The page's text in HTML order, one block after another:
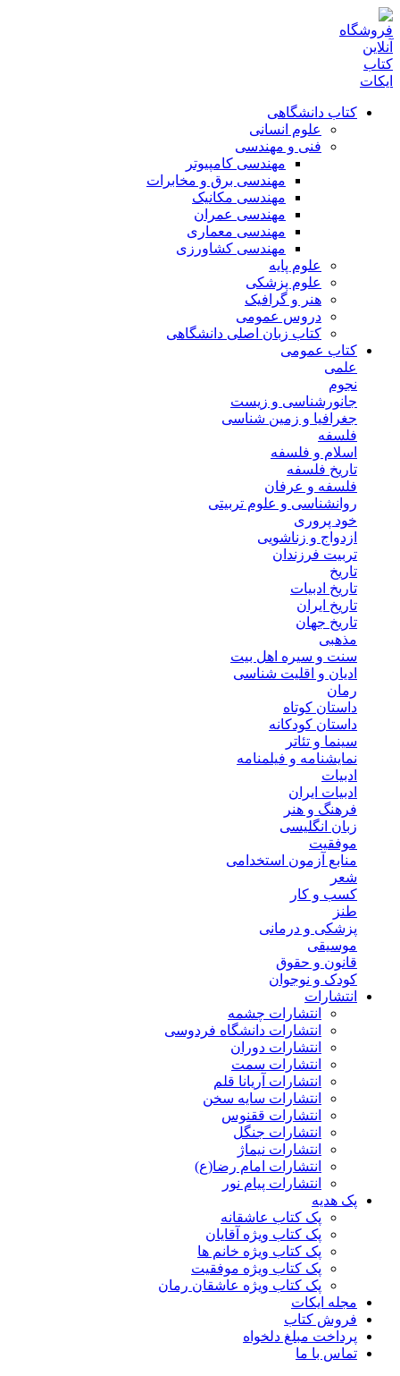
کتاب دانشگاهی
علوم انسانی
فنی و مهندسی
مهندسی کامپیوتر
مهندسی برق و مخابرات
مهندسی مکانیک
مهندسی عمران
مهندسی معماری
مهندسی کشاورزی
علوم پایه
علوم پزشکی
هنر و گرافیک
دروس عمومی
کتاب زبان اصلی دانشگاهی
کتاب عمومی
علمی
نجوم
جانورشناسی و زیست
جغرافیا و زمین شناسی
فلسفه
اسلام و فلسفه
تاریخ فلسفه
فلسفه و عرفان
روانشناسی و علوم تربیتی
خود پروری
ازدواج و زناشویی
تربیت فرزندان
تاریخ
تاریخ ادبیات
تاریخ ایران
تاریخ جهان
مذهبی
سنت و سیره اهل بیت
ادیان و اقلیت شناسی
رمان
داستان کوتاه
داستان کودکانه
سینما و تئاتر
نمایشنامه و فیلمنامه
ادبیات
ادبیات ایران
فرهنگ و هنر
زبان انگلیسی
موفقیت
منابع آزمون استخدامی
شعر
کسب و کار
طنز
پزشکی و درمانی
موسیقی
قانون و حقوق
کودک و نوجوان
انتشارات
انتشارات چشمه
انتشارات دانشگاه فردوسی
انتشارات دوران
انتشارات سمت
انتشارات آریانا قلم
انتشارات سایه سخن
انتشارات ققنوس
انتشارات جنگل
انتشارات نیماژ
انتشارات امام رضا(ع)
انتشارات پیام نور
پک هدیه
پک کتاب عاشقانه
پک کتاب ویژه آقایان
پک کتاب ویژه خانم ها
پک کتاب ویژه موفقیت
پک کتاب ویژه عاشقان رمان
مجله ایکات
فروش کتاب
پرداخت مبلغ دلخواه
تماس با ما